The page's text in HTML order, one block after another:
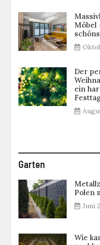
Möbel
Der
ein
Garten
Polen
Juni
Wie